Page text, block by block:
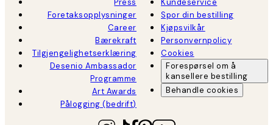
Foretaksopplysninger
Career
Bærekraft
Tilgjengelighetserklæring
Desenio Ambassador
Programme
Art Awards
Pålogging (bedrift)
Spor din bestilling
Kjøpsvilkår
Personvernpolicy
Cookies
Forespørsel om å
kansellere bestilling
Behandle cookies